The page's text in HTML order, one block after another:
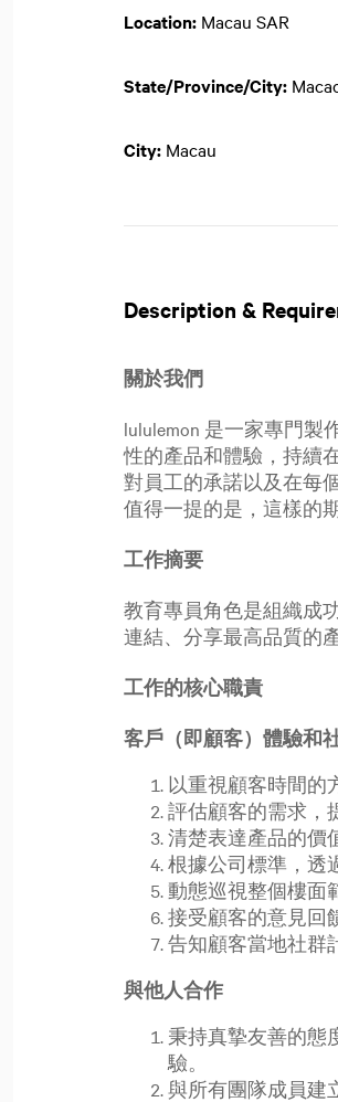
Location: Macau SAR
State/Province/City:
City: Macau
Description &
關於我們
lululemon 是一家專門
性的產品和體驗，持續
對員工的承諾以及在每
值得一提的是，這樣的
工作摘要
教育專員角色是組織成
連結、分享最高品質的
工作的核心職責
客戶（即顧客）體驗和
以重視顧客時間的
評估顧客的需求，
清楚表達產品的價
根據公司標準，透
動態巡視整個樓面
接受顧客的意見回
告知顧客當地社群
與他人合作
秉持真摯友善的態
驗。
與所有團隊成員建